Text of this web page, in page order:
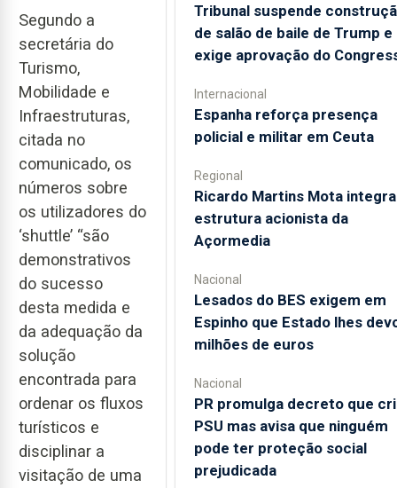
Segundo a
secretária do
Turismo,
Mobilidade e
Infraestruturas,
citada no
comunicado, os
números sobre
os utilizadores do
‘shuttle’ “são
demonstrativos
do sucesso
desta medida e
da adequação da
solução
encontrada para
ordenar os fluxos
turísticos e
disciplinar a
visitação de uma
Tribunal suspende
de salão de baile de Trump e
exige aprovação do
Internacional
Espanha reforça presença
policial e militar em Ceuta
Regional
Ricardo Martins Mota
estrutura acionista da
Açormedia
Nacional
Lesados do BES exigem em
Espinho que Estado lhes
milhões de euros
Nacional
PR promulga decreto que
PSU mas avisa que ninguém
pode ter proteção social
prejudicada